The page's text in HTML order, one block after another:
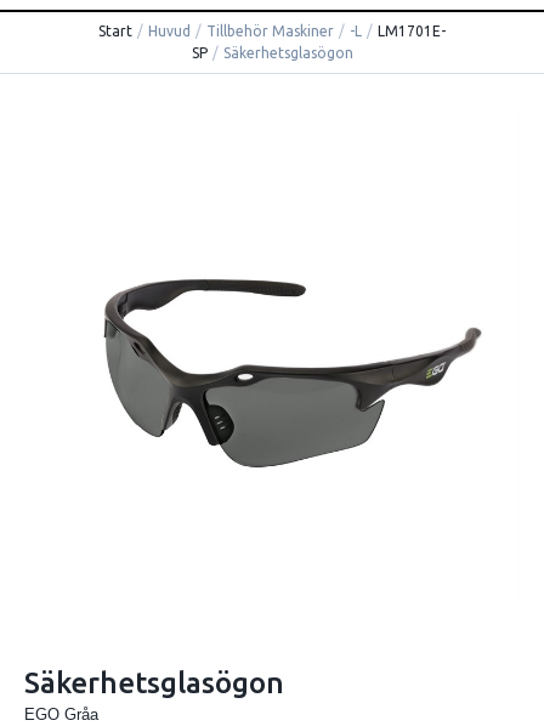
Start / Huvud / Tillbehör Maskiner / -L / LM1701E-
SP / Säkerhetsglasögon
Säkerhetsglasögon
EGO Gråa